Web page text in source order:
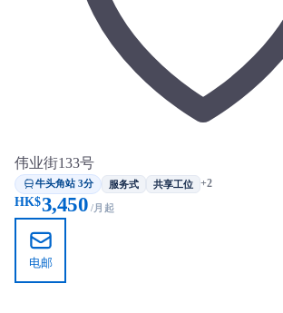
伟业街133号
牛头角站 3分 服务式 共享工位 +2
HK$3,450 /月起
电邮